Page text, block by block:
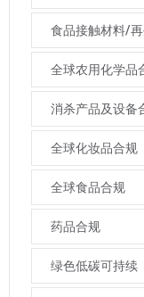
食品接触材料/
全球农用化学品
消杀产品及设备
全球化妆品合规
全球食品合规
药品合规
绿色低碳可持续